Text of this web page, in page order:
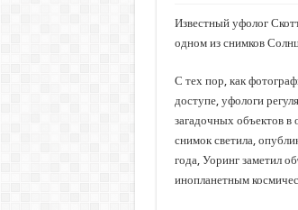
Известный уфолог
одном из снимков
С тех пор, как
доступе, уфологи
загадочных объектов в
снимок светила,
года, Уоринг заметил
инопланетным